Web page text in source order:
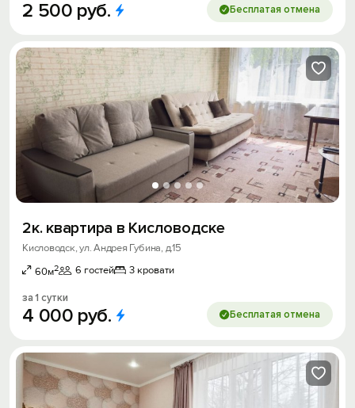
2 500 руб. Бесплатая отмена
2к. квартира в Кисловодске
Кисловодск, ул. Андрея Губина, д.15
60м2 6 гостей 3 кровати
за 1 сутки
4 000 руб. Бесплатая отмена